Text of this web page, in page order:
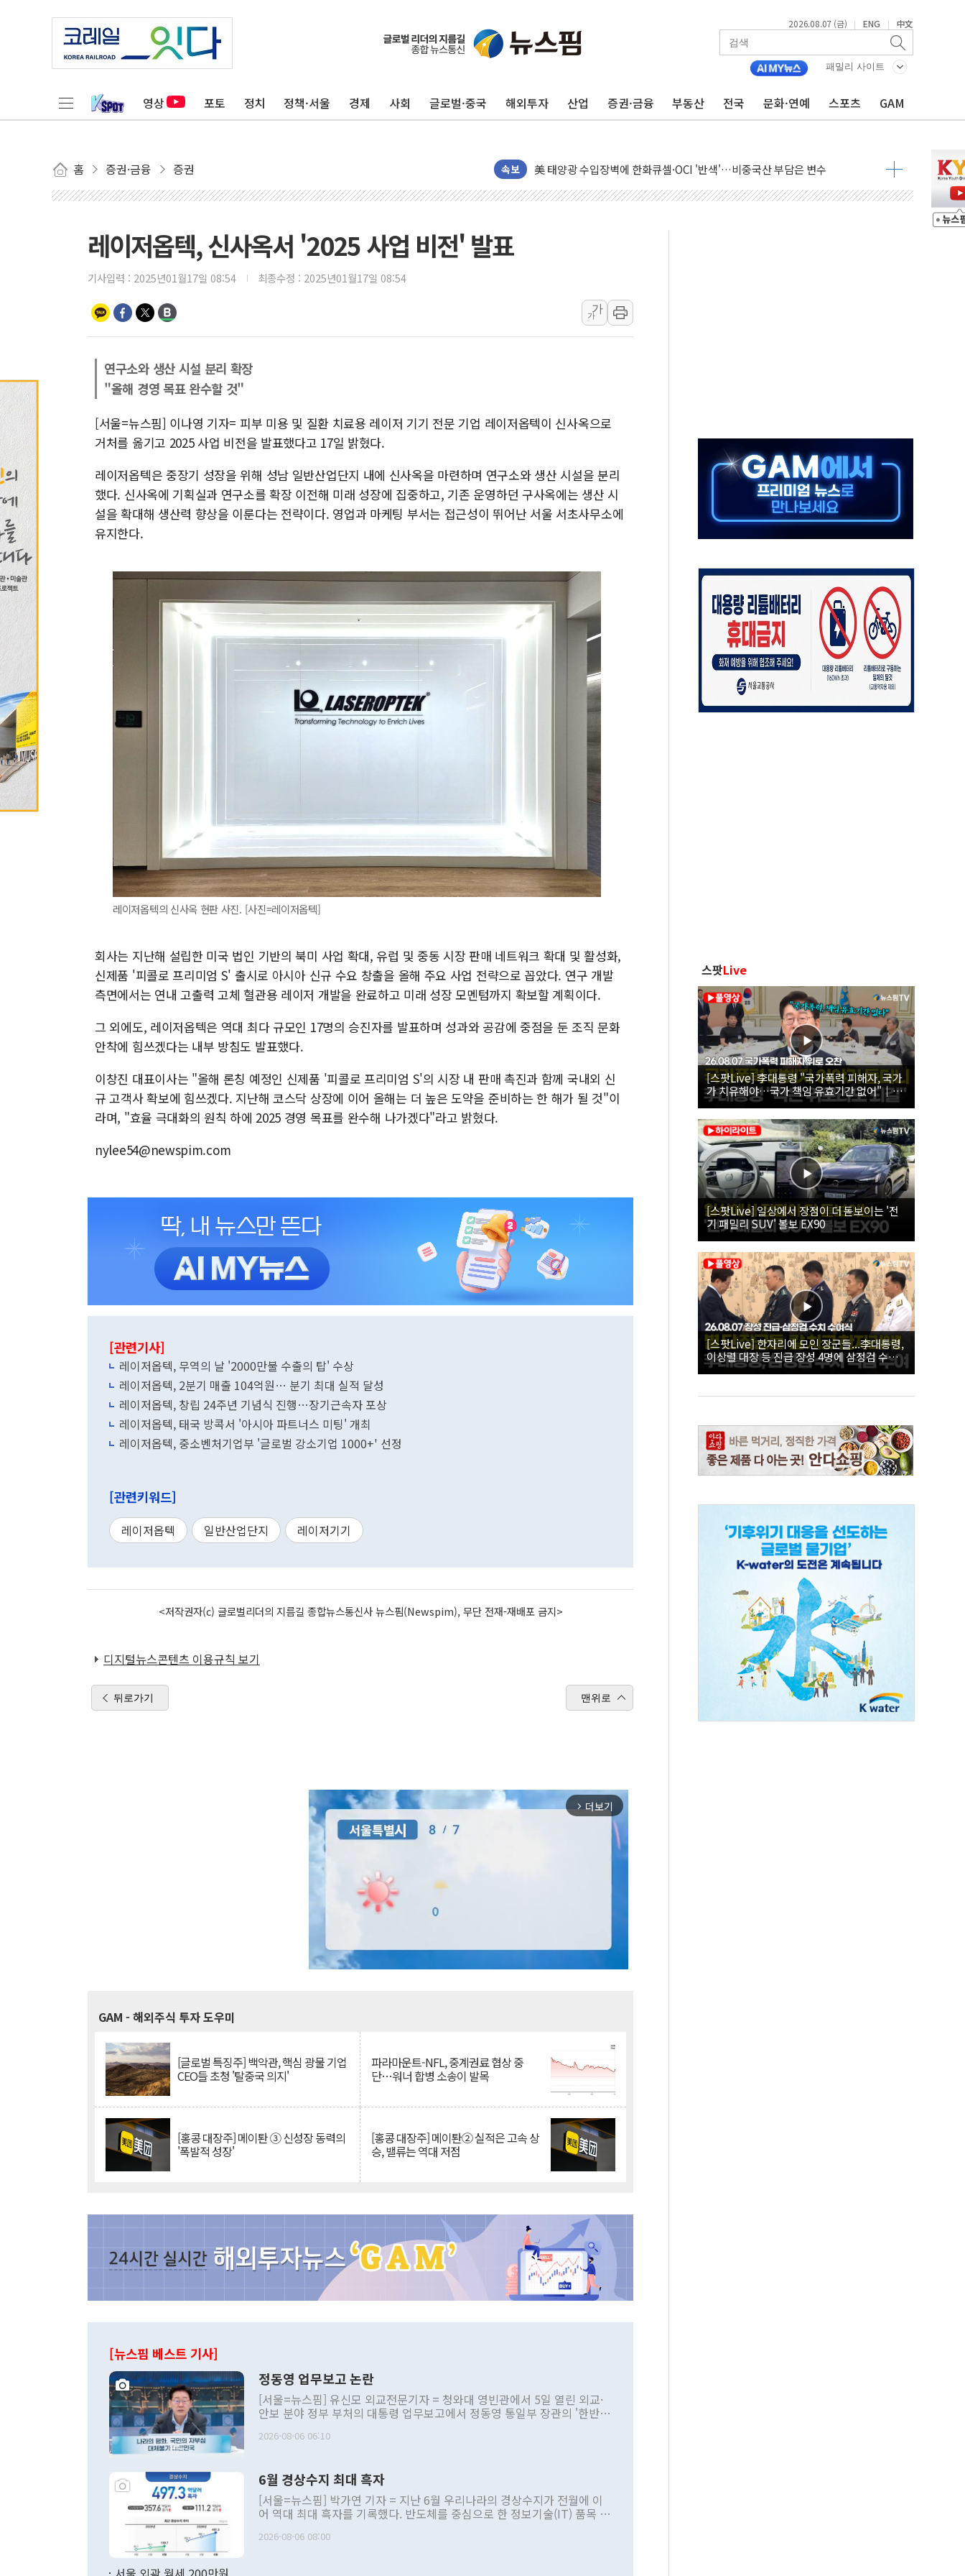
2026.08.07 (금) | ENG | 中文
패밀리 사이트
영상 포토 정치 정책·서울 경제 사회 글로벌·중국 해외투자 산업 증권·금융 부동산 전국 문화·연예 스포츠 GAM
홈 증권·금융 증권 속보
공진원, 맨시티 선수단에 한글 디자인 협업 제품 전달
GS25 '소비뇽레몬블랑하이볼', 레드닷 디자인 어워드 수상
신세계百, 포트넘앤메이슨 9주년 여름 기획세트 출시
[기자수첩] ISA 개편, 국장 살리기보다 투자자 설득이 먼저
두나무, 경찰청 '압수 디지털자산 커스터디' 사업 맡는다
교보증권, 10일까지 코스피200 지수 기초자산 원금지급형 ELB 공모
NXT, 12일부터 프리마켓 상·하한가 주문 제한…'SK하이닉스 사태' 재발 방지
우유자조금, 노인복지관 찾아 어르신 우유 지원 점검
더본코리아 롤링파스타, 파브리 셰프 모델 발탁
4자 연합 균열에 분쟁 재점화 조짐…한미 지배구조 다시 요동
임대사업자, 등록임대 세제혜택 축소에 반발…"정책 신뢰 뒤집어"
대우건설, 50대 이강석 대표 전면에...임원·조직 대대적 개편 예고
레이저옵텍, 신사옥서 '2025 사업 비전' 발표
기사입력 : 2025년01월17일 08:54 최종수정 : 2025년01월17일 08:54
가
가
연구소와 생산 시설 분리 확장
"올해 경영 목표 완수할 것"
[서울=뉴스핌] 이나영 기자= 피부 미용 및 질환 치료용 레이저 기기 전문 기업 레이저옵텍이 신사옥으로
거처를 옮기고 2025 사업 비전을 발표했다고 17일 밝혔다.
레이저옵텍은 중장기 성장을 위해 성남 일반산업단지 내에 신사옥을 마련하며 연구소와 생산 시설을 분리
했다. 신사옥에 기획실과 연구소를 확장 이전해 미래 성장에 집중하고, 기존 운영하던 구사옥에는 생산 시
설을 확대해 생산력 향상을 이룬다는 전략이다. 영업과 마케팅 부서는 접근성이 뛰어난 서울 서초사무소에
유지한다.
레이저옵텍의 신사옥 현판 사진. [사진=레이저옵텍]
회사는 지난해 설립한 미국 법인 기반의 북미 사업 확대, 유럽 및 중동 시장 판매 네트워크 확대 및 활성화,
신제품 '피콜로 프리미엄 S' 출시로 아시아 신규 수요 창출을 올해 주요 사업 전략으로 꼽았다. 연구 개발
측면에서는 연내 고출력 고체 혈관용 레이저 개발을 완료하고 미래 성장 모멘텀까지 확보할 계획이다.
그 외에도, 레이저옵텍은 역대 최다 규모인 17명의 승진자를 발표하며 성과와 공감에 중점을 둔 조직 문화
안착에 힘쓰겠다는 내부 방침도 발표했다.
이창진 대표이사는 "올해 론칭 예정인 신제품 '피콜로 프리미엄 S'의 시장 내 판매 촉진과 함께 국내외 신
규 고객사 확보에 힘쓰겠다. 지난해 코스닥 상장에 이어 올해는 더 높은 도약을 준비하는 한 해가 될 것"이
라며, "효율 극대화의 원칙 하에 2025 경영 목표를 완수해 나가겠다"라고 밝혔다.
nylee54@newspim.com
[관련기사]
레이저옵텍, 무역의 날 '2000만불 수출의 탑' 수상
레이저옵텍, 2분기 매출 104억원… 분기 최대 실적 달성
레이저옵텍, 창립 24주년 기념식 진행…장기근속자 포상
레이저옵텍, 태국 방콕서 '아시아 파트너스 미팅' 개최
레이저옵텍, 중소벤처기업부 '글로벌 강소기업 1000+' 선정
[관련키워드]
레이저옵텍 일반산업단지 레이저기기
<저작권자(c) 글로벌리더의 지름길 종합뉴스통신사 뉴스핌(Newspim), 무단 전재-재배포 금지>
디지털뉴스콘텐츠 이용규칙 보기
뒤로가기 맨위로
arrow_forward_ios 더보기
GAM - 해외주식 투자 도우미
[글로벌 특징주] 백악관, 핵심 광물 기업
CEO들 초청 '탈중국 의지'
파라마운트-NFL, 중계권료 협상 중
단…워너 합병 소송이 발목
[홍콩 대장주] 메이퇀 ③ 신성장 동력의
'폭발적 성장'
[홍콩 대장주] 메이퇀② 실적은 고속 상
승, 밸류는 역대 저점
[뉴스핌 베스트 기사]
정동영 업무보고 논란
[서울=뉴스핌] 유신모 외교전문기자 = 청와대 영빈관에서 5일 열린 외교·
안보 분야 정부 부처의 대통령 업무보고에서 정동영 통일부 장관의 '한반도
발언 중에는 정부 내 조율을 거치지 않은 사안을 정책으로 추진하겠다고 공
주의적 희망에 근거한 비현실적 구상'이라는 비판을 내놨다. 그동안 정 장
관의 대북 정책 관련 발언이 물의를 빚은 적은 여러 번 있지만 대통령과 유
관 부처 장관이 공개적으로 부정적 입장을 표명한 것은 이례적이다. 정 장
관의 무리한 대북 접근법과 월권을 제어해야 한다는 목소리도 높아지고 있
다. [정동영 통일부 장관이 지난달 23일 오후 서울 종로구 정부서울청사에
2026-08-06 06:10
6월 경상수지 최대 흑자
[서울=뉴스핌] 박가연 기자 = 지난 6월 우리나라의 경상수지가 전월에 이
어 역대 최대 흑자를 기록했다. 반도체를 중심으로 한 정보기술(IT) 품목 수
료=한국은행] 한국은행이 6일 발표한 '2026년 6월 국제수지(잠정)'에 따르
2026-08-06 08:00
스팟Live
[스팟Live] 李대통령 "국가폭력 피해자, 국가
가 치유해야…국가 책임 유효기간 없어"｜
26.08.07 국가폭력 피해자 위로 오찬
[스팟Live] 일상에서 장점이 더 돋보이는 '전
기 패밀리 SUV' 볼보 EX90
[스팟Live] 한자리에 모인 장군들...李대통령,
이상렬 대장 등 진급 장성 4명에 삼정검 수치
직접 수여｜26.08.07 장성 진급·삼정검 수치